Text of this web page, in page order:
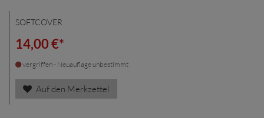
SOFTCOVER
14,00 €*
vergriffen - Neuauflage unbestimmt
Auf den Merkzettel